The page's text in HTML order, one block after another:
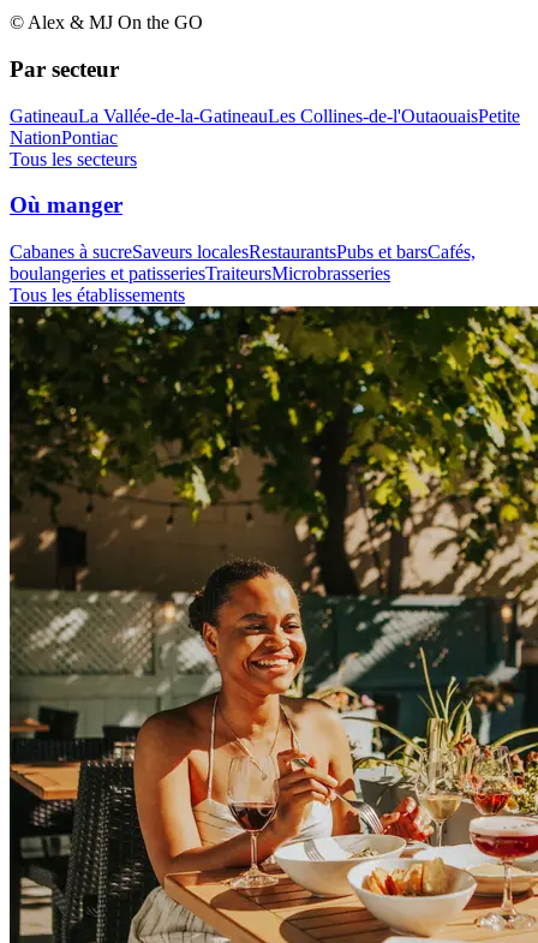
© Alex & MJ On the GO
Par secteur
GatineauLa Vallée-de-la-GatineauLes Collines-de-l'OutaouaisPetite
NationPontiac
Tous les secteurs
Où manger
Cabanes à sucreSaveurs localesRestaurantsPubs et barsCafés,
boulangeries et patisseriesTraiteursMicrobrasseries
Tous les établissements